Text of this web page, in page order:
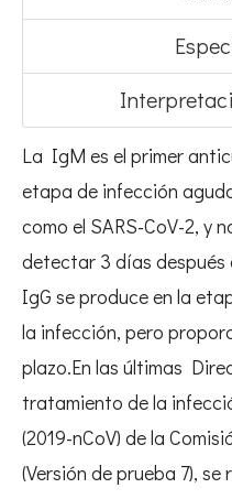
La IgM es el primer
etapa de infección
como el SARS-CoV-2, y
detectar 3 días después
IgG se produce en la
la infección, pero
plazo.En las últimas
tratamiento de la
(2019-nCoV) de la
(Versión de prueba 7),